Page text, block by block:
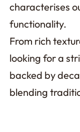
characterises
functionality.
From rich
looking for a
backed by
blending